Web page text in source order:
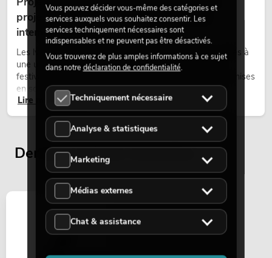
projecteurs à tête mobile résistants aux
intempéries pour les événements
Les lyres outdoor sont des projecteurs motorisés destinés à
une utilisation en extérieur. Elles sont utilisées lors de
festivals, de fêtes urbaines, de concerts en plein air, de mises
en scène architecturales et d’installations extérieures
temporaires.
Lire maintenant
Derniers articles consultés
Vous pouvez décider vous-même des catégories et
services auxquels vous souhaitez consentir. Les
services techniquement nécessaires sont
indispensables et ne peuvent pas être désactivés.
Vous trouverez de plus amples informations à ce sujet
dans notre déclaration de confidentialité.
Techniquement nécessaire
Analyse & statistiques
Marketing
Médias externes
Chat & assistance